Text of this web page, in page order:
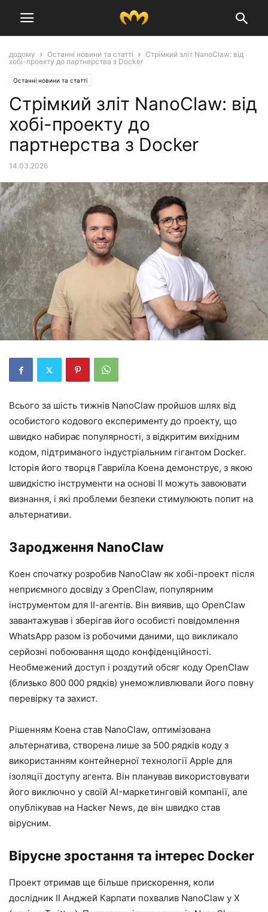
додому Останні новини та статті
Стрімкий зліт NanoClaw: від
хобі-проекту до партнерства з Docker
Останні новини та статті
Стрімкий зліт NanoClaw: від
хобі-проекту до
партнерства з Docker
14.03.2026
Всього за шість тижнів NanoClaw пройшов шлях від
особистого кодового експерименту до проекту, що
швидко набирає популярності, з відкритим вихідним
кодом, підтриманого індустріальним гігантом Docker.
Історія його творця Гавриїла Коена демонструє, з якою
швидкістю інструменти на основі ІІ можуть завоювати
визнання, і які проблеми безпеки стимулюють попит на
альтернативи.
Зародження NanoClaw
Коен спочатку розробив NanoClaw як хобі-проект після
неприємного досвіду з OpenClaw, популярним
інструментом для ІІ-агентів. Він виявив, що OpenClaw
завантажував і зберігав його особисті повідомлення
WhatsApp разом із робочими даними, що викликало
серйозні побоювання щодо конфіденційності.
Необмежений доступ і роздутий обсяг коду OpenClaw
(близько 800 000 рядків) унеможливлювали його повну
перевірку та захист.
Рішенням Коена став NanoClaw, оптимізована
альтернатива, створена лише за 500 рядків коду з
використанням контейнерної технології Apple для
ізоляції доступу агента. Він планував використовувати
його виключно у своїй AI-маркетинговій компанії, але
опублікував на Hacker News, де він швидко став
вірусним.
Вірусне зростання та інтерес Docker
Проект отримав ще більше прискорення, коли
дослідник ІІ Анджей Карпати похвалив NanoClaw у X